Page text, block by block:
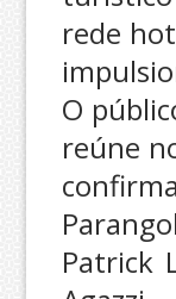
rede
O
reúne
Patrick